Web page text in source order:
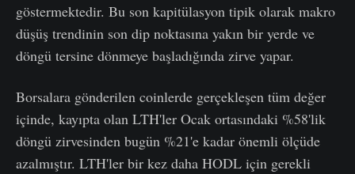
göstermektedir. Bu son kapitülasyon tipik olarak makro
düşüş trendinin son dip noktasına yakın bir yerde ve
döngü tersine dönmeye başladığında zirve yapar.
Borsalara gönderilen coinlerde gerçekleşen tüm değer
içinde, kayıpta olan LTH'ler Ocak ortasındaki %58'lik
döngü zirvesinden bugün %21'e kadar önemli ölçüde
azalmıştır. LTH'ler bir kez daha HODL için gerekli